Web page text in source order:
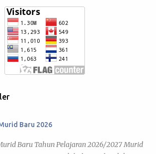
Baru 2026
Baru Tahun Pelajaran 2026/2027 Murid